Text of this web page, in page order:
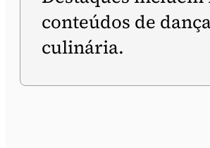
conteúdos de
culinária.